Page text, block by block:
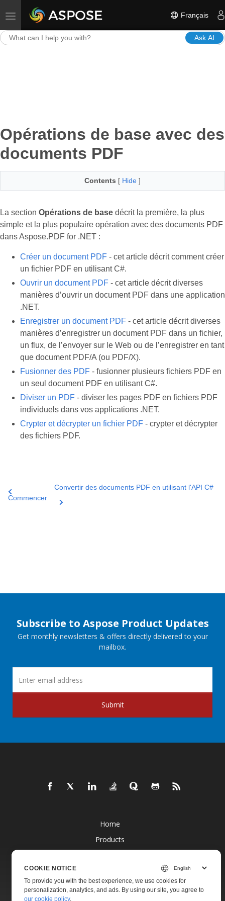
Toggle navigation Français
Ask AI
Opérations de base avec des
documents PDF
Contents [ Hide ]
La section Opérations de base décrit la première, la plus
simple et la plus populaire opération avec des documents PDF
dans Aspose.PDF for .NET :
Créer un document PDF - cet article décrit comment créer
un fichier PDF en utilisant C#.
Ouvrir un document PDF - cet article décrit diverses
manières d’ouvrir un document PDF dans une application
.NET.
Enregistrer un document PDF - cet article décrit diverses
manières d’enregistrer un document PDF dans un fichier,
un flux, de l’envoyer sur le Web ou de l’enregistrer en tant
que document PDF/A (ou PDF/X).
Fusionner des PDF - fusionner plusieurs fichiers PDF en
un seul document PDF en utilisant C#.
Diviser un PDF - diviser les pages PDF en fichiers PDF
individuels dans vos applications .NET.
Crypter et décrypter un fichier PDF - crypter et décrypter
des fichiers PDF.
Commencer
Convertir des documents PDF en utilisant l'API C#
Subscribe to Aspose Product Updates
Get monthly newsletters & offers directly delivered to your
mailbox.
Submit
Home
Products
Docs
COOKIE NOTICE
To provide you with the best experience, we use cookies for
personalization, analytics, and ads. By using our site, you agree to
our cookie policy.